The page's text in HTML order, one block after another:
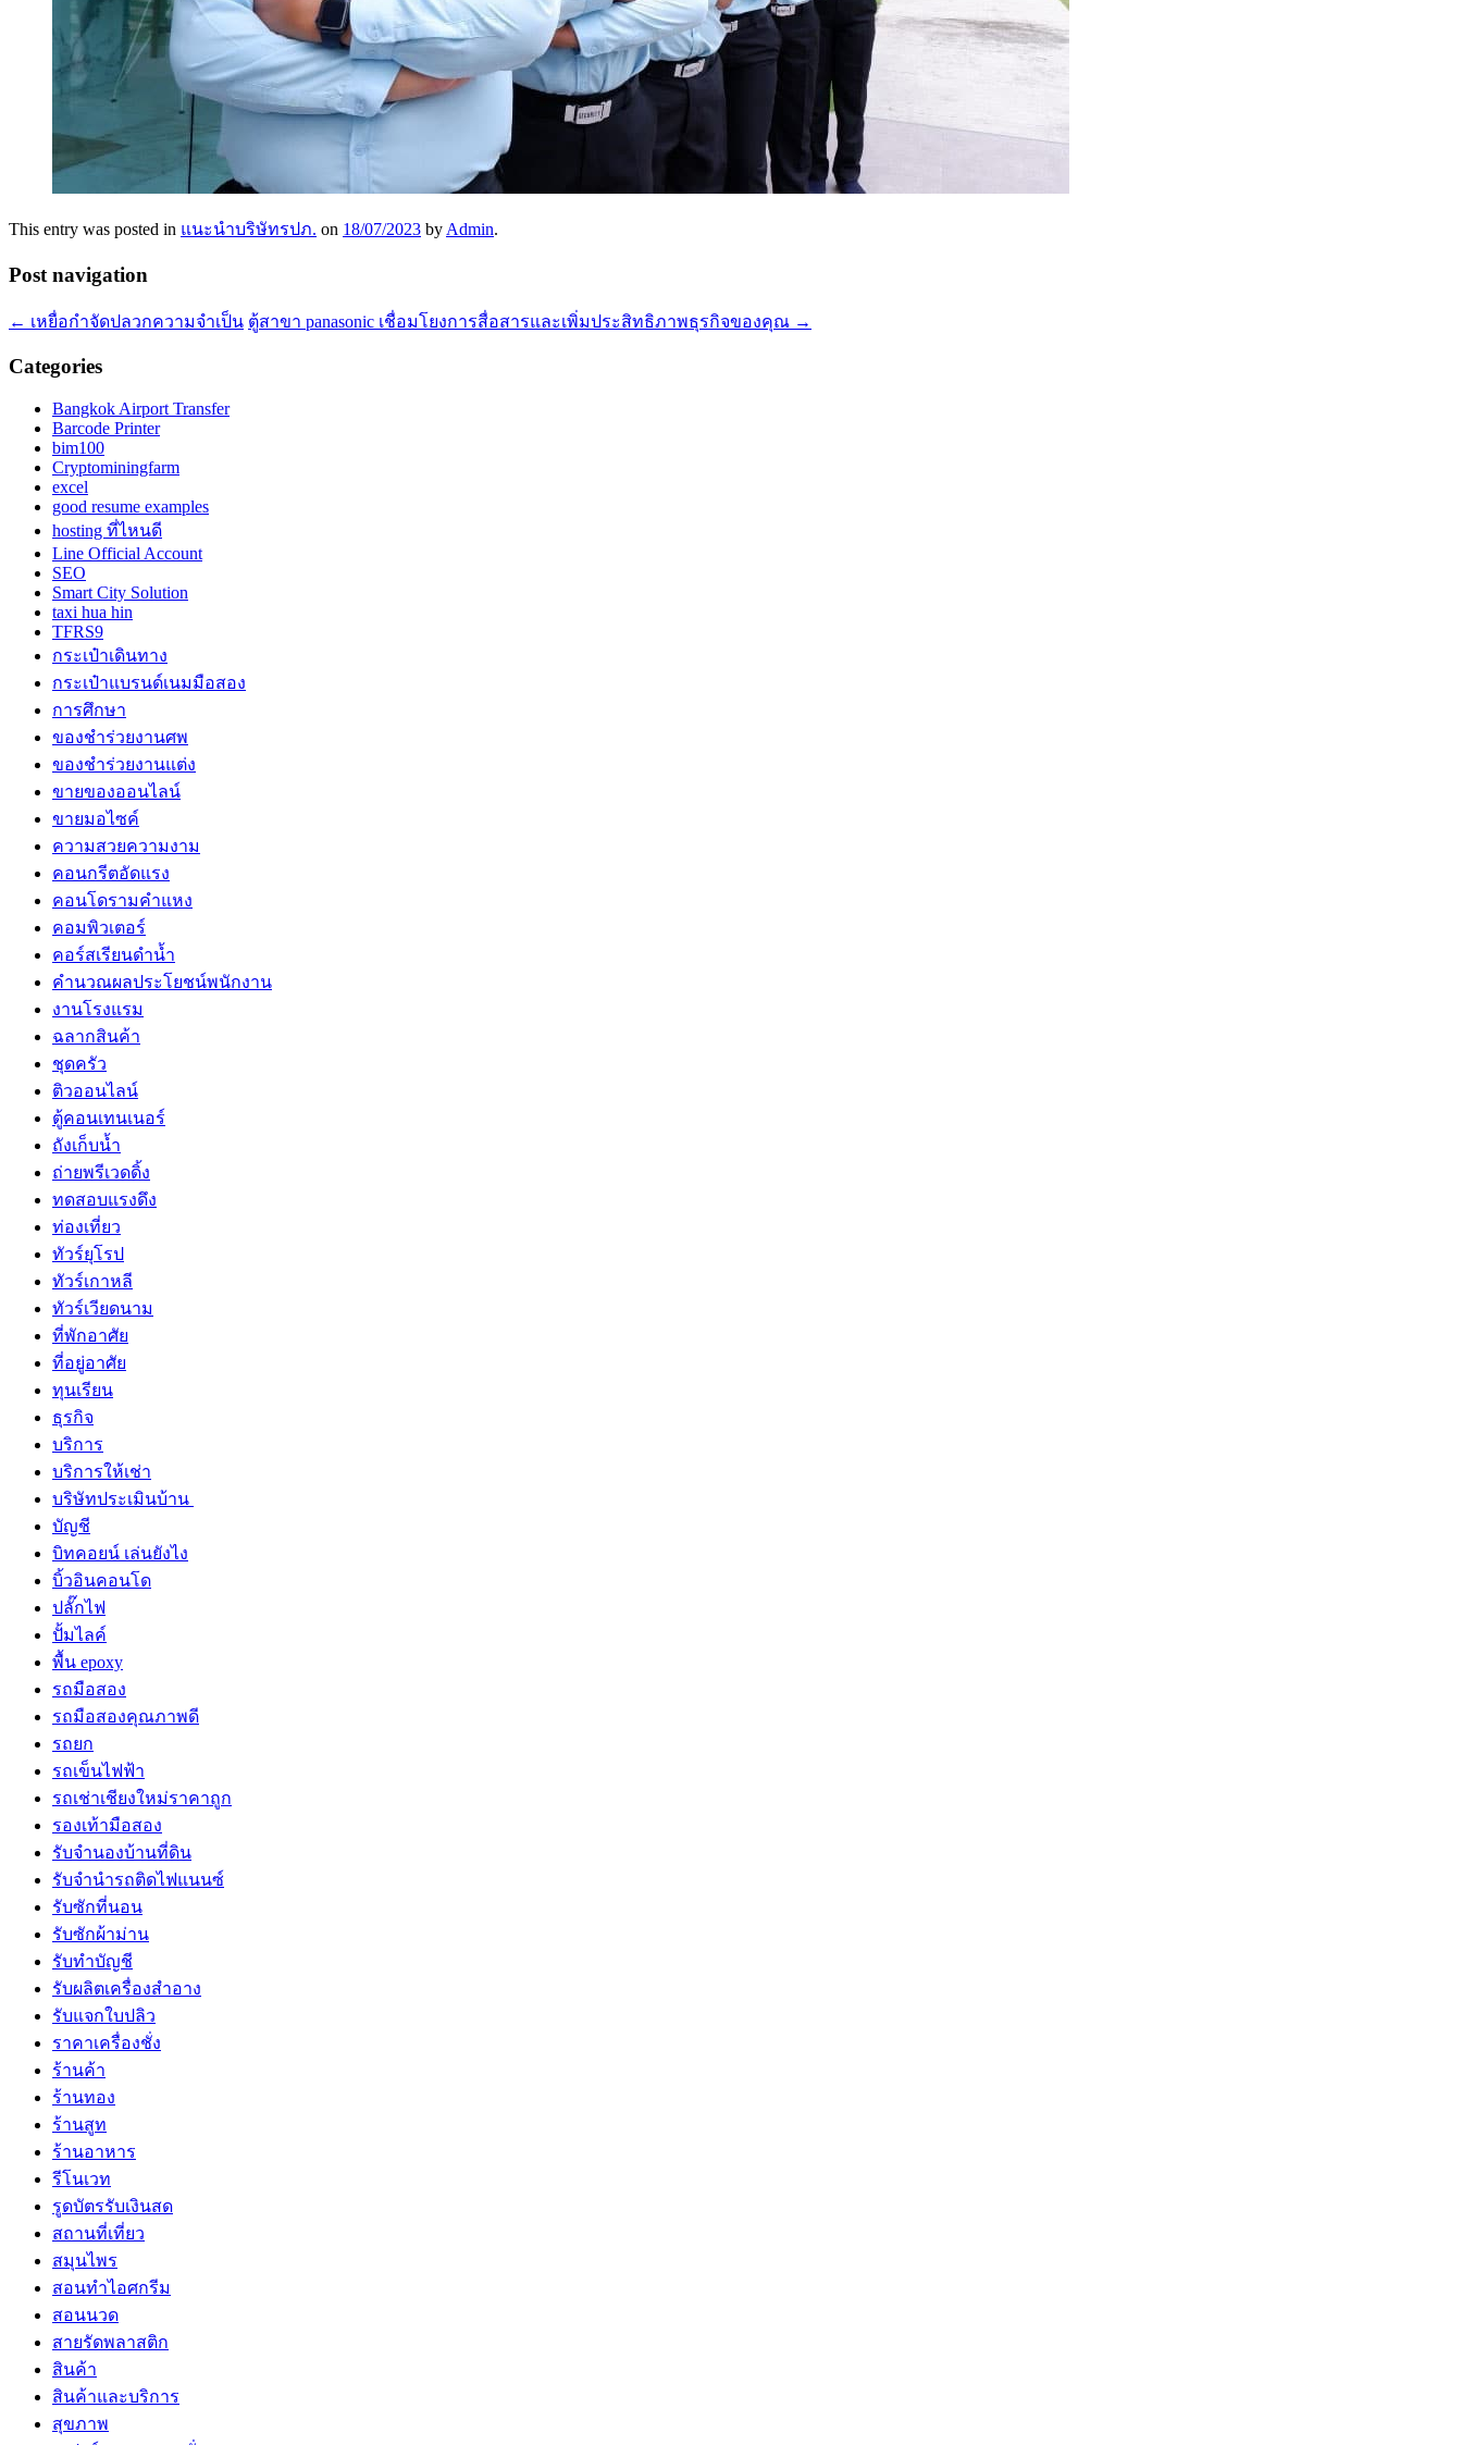
This entry was posted in แนะนำบริษัทรปภ. on 18/07/2023 by Admin.
Post navigation
← เหยื่อกำจัดปลวกความจำเป็น ตู้สาขา panasonic เชื่อมโยงการสื่อสารและเพิ่มประสิทธิภาพธุรกิจของคุณ →
Categories
Bangkok Airport Transfer
Barcode Printer
bim100
Cryptominingfarm
excel
good resume examples
hosting ที่ไหนดี
Line Official Account
SEO
Smart City Solution
taxi hua hin
TFRS9
กระเป๋าเดินทาง
กระเป๋าแบรนด์เนมมือสอง
การศึกษา
ของชำร่วยงานศพ
ของชำร่วยงานแต่ง
ขายของออนไลน์
ขายมอไซค์
ความสวยความงาม
คอนกรีตอัดแรง
คอนโดรามคำแหง
คอมพิวเตอร์
คอร์สเรียนดำน้ำ
คำนวณผลประโยชน์พนักงาน
งานโรงแรม
ฉลากสินค้า
ชุดครัว
ติวออนไลน์
ตู้คอนเทนเนอร์
ถังเก็บน้ำ
ถ่ายพรีเวดดิ้ง
ทดสอบแรงดึง
ท่องเที่ยว
ทัวร์ยุโรป
ทัวร์เกาหลี
ทัวร์เวียดนาม
ที่พักอาศัย
ที่อยู่อาศัย
ทุนเรียน
ธุรกิจ
บริการ
บริการให้เช่า
บริษัทประเมินบ้าน
บัญชี
บิทคอยน์ เล่นยังไง
บิ้วอินคอนโด
ปลั๊กไฟ
ปั้มไลค์
พื้น epoxy
รถมือสอง
รถมือสองคุณภาพดี
รถยก
รถเข็นไฟฟ้า
รถเช่าเชียงใหม่ราคาถูก
รองเท้ามือสอง
รับจำนองบ้านที่ดิน
รับจำนำรถติดไฟแนนซ์
รับซักที่นอน
รับซักผ้าม่าน
รับทำบัญชี
รับผลิตเครื่องสำอาง
รับแจกใบปลิว
ราคาเครื่องชั่ง
ร้านค้า
ร้านทอง
ร้านสูท
ร้านอาหาร
รีโนเวท
รูดบัตรรับเงินสด
สถานที่เที่ยว
สมุนไพร
สอนทำไอศกรีม
สอนนวด
สายรัดพลาสติก
สินค้า
สินค้าและบริการ
สุขภาพ